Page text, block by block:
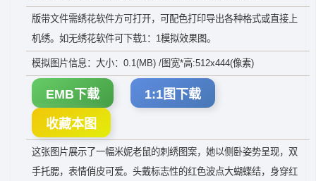
版带文件需绣花软件方可打开，可配色打印导出各种格式或直接上
机绣。如无绣花软件可下载1：1模拟效果图。
模拟图片信息：大小：0.1(MB) /图宽*高:512x444(像素)
EMB下载 1:1图下载
收藏本图
这张图片展示了一幅米妮老鼠的刺绣图案，她以侧卧姿势呈现，双
手托腮，表情俏皮可爱。头戴标志性的红色波点大蝴蝶结，身穿红